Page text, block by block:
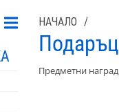
НАЧАЛО /
Предметни